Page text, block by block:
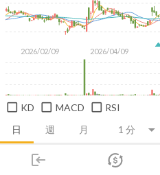
login
市場
日 週 月
2026/02/09 2026/04/09
KD MACD RSI
推薦卡片 技術面